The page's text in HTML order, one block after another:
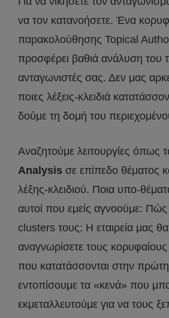
να τον κατανοήσετε. Ένα
παρακολούθησης Topical
προσφέρει βαθιά ανάλυση του
ανταγωνιστές σας. Δεν μας
ποιες λέξεις-κλειδιά
δούμε τη δομή του
Αναζητούμε λειτουργίες όπως
Analysis σε επίπεδο θέματος
λέξης-κλειδιού. Ποια υπο-
αυτοί που εμείς αγνοούμε:
clusters τους: Η εταιρεία μας
αναγνωρίσετε τους κορυφαίους
που κατατάσσονται στην πρώτη
εντοπίσουμε τα «κενά» που
εκμεταλλευτούμε για να τους